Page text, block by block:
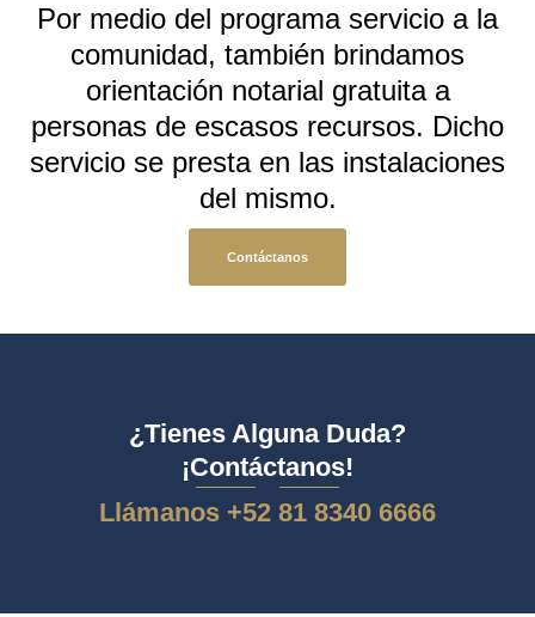
Por medio del programa servicio a la
comunidad, también brindamos
orientación notarial gratuita a
personas de escasos recursos. Dicho
servicio se presta en las instalaciones
del mismo.
Contáctanos
¿Tienes Alguna Duda?
¡Contáctanos!
Llámanos +52 81 8340 6666